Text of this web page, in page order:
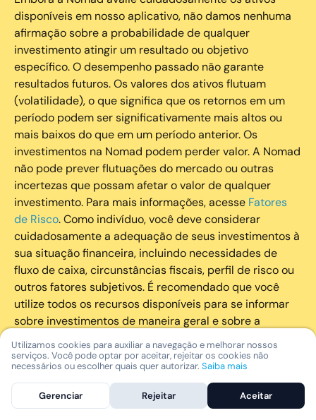
disponíveis em nosso aplicativo, não damos nenhuma
afirmação sobre a probabilidade de qualquer
investimento atingir um resultado ou objetivo
específico. O desempenho passado não garante
resultados futuros. Os valores dos ativos flutuam
(volatilidade), o que significa que os retornos em um
período podem ser significativamente mais altos ou
mais baixos do que em um período anterior. Os
investimentos na Nomad podem perder valor. A Nomad
não pode prever flutuações do mercado ou outras
incertezas que possam afetar o valor de qualquer
investimento. Para mais informações, acesse Fatores
de Risco. Como indivíduo, você deve considerar
cuidadosamente a adequação de seus investimentos à
sua situação financeira, incluindo necessidades de
fluxo de caixa, circunstâncias fiscais, perfil de risco ou
outros fatores subjetivos. É recomendado que você
utilize todos os recursos disponíveis para se informar
sobre investimentos de maneira geral e sobre a
composição geral de seu portfólio. Questões fiscais ou
legais relativas aos investimentos realizados através da
Nomad devem ser obtidas pelos próprios clientes. A
Nomad e suas afiliadas não fornecem nenhum tipo de
aconselhamento legal ou fiscal.
Utilizamos cookies para auxiliar a navegação e melhorar nossos
serviços. Você pode optar por aceitar, rejeitar os cookies não
necessários ou escolher quais quer autorizar. Saiba mais
Gerenciar Rejeitar Aceitar